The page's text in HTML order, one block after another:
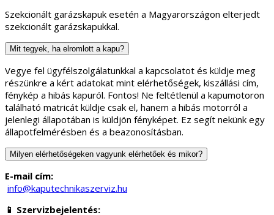
Szekcionált garázskapuk esetén a Magyarországon elterjedt
szekcionált garázskapukkal.
Mit tegyek, ha elromlott a kapu?
Vegye fel ügyfélszolgálatunkkal a kapcsolatot és küldje meg
részünkre a kért adatokat mint elérhetőségek, kiszállási cím,
fénykép a hibás kapuról. Fontos! Ne feltétlenül a kapumotoron
található matricát küldje csak el, hanem a hibás motorról a
jelenlegi állapotában is küldjön fényképet. Ez segít nekünk egy
állapotfelmérésben és a beazonosításban.
Milyen elérhetőségeken vagyunk elérhetőek és mikor?
E-mail cím:
info@kaputechnikaszerviz.hu
📱 Szervizbejelentés: